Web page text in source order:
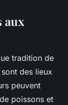
aux
tradition de
des lieux
peuvent
poissons et